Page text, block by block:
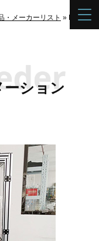
・メーカーリスト »
ション